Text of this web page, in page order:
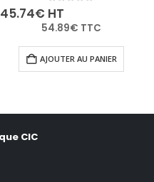
0out of 5
45.74€ HT
54.89€ TTC
AJOUTER AU PANIER
CIC